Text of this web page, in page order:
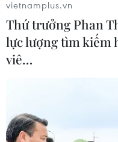
08/08/2026 09:03
Khởi tố 19 đối
giật tài sản tại Công ty
Bí thư Thành ủy Hà
vietnamplus.vn
Thứ trưởng Phan
lực lượng tìm kiếm
viê…